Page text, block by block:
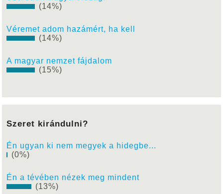
(14%)
Véremet adom hazámért, ha kell
(14%)
A magyar nemzet fájdalom
(15%)
Szeret kirándulni?
Én ugyan ki nem megyek a hidegbe...
(0%)
Én a tévében nézek meg mindent
(13%)